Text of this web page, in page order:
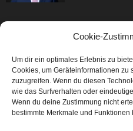
Cookie-
Um dir ein optimales Erlebnis zu
Cookies, um Geräteinformationen zu
zuzugreifen. Wenn du diesen
wie das Surfverhalten oder
Wenn du deine Zustimmung nicht
bestimmte Merkmale und
Events & Success
Breaking News
Aktuelles
Featured Article